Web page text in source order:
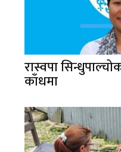
रास्वपा
काँधमा